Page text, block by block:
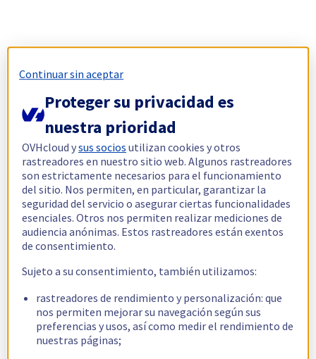
Continuar sin aceptar
Proteger su privacidad es
nuestra prioridad
OVHcloud ysus socios utilizan cookies y otros
rastreadores en nuestro sitio web. Algunos rastreadores
son estrictamente necesarios para el funcionamiento
del sitio. Nos permiten, en particular, garantizar la
seguridad del servicio o asegurar ciertas funcionalidades
esenciales. Otros nos permiten realizar mediciones de
audiencia anónimas. Estos rastreadores están exentos
de consentimiento.
Sujeto a su consentimiento, también utilizamos:
rastreadores de rendimiento y personalización: que
nos permiten mejorar su navegación según sus
preferencias y usos, así como medir el rendimiento de
nuestras páginas;